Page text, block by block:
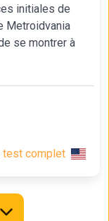
initiales de
Metroidvania
se montrer à
test complet